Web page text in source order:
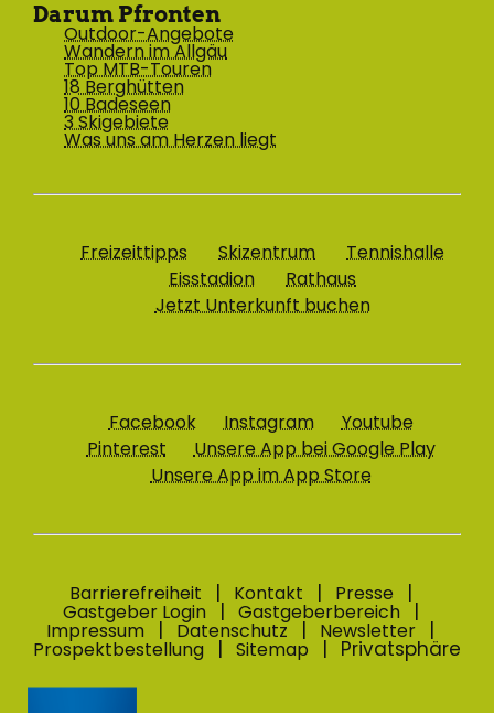
Darum Pfronten
Outdoor-Angebote
Wandern im Allgäu
Top MTB-Touren
18 Berghütten
10 Badeseen
3 Skigebiete
Was uns am Herzen liegt
Freizeittipps Skizentrum
Tennishalle
Eisstadion
Rathaus
Jetzt Unterkunft buchen
Facebook Instagram
Youtube
Pinterest
Unsere App bei Google Play
Unsere App im App Store
Barrierefreiheit Kontakt Presse
Gastgeber Login Gastgeberbereich
Impressum Datenschutz Newsletter
Prospektbestellung Sitemap Privatsphäre